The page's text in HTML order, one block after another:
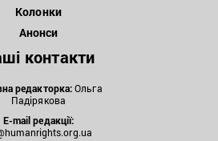
Колонки
Анонси
контакти
редакторка:Ольга
Падірякова
E-mail редакції: